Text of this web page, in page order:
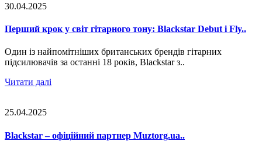
30.04.2025
Перший крок у світ гітарного тону: Blackstar Debut і Fly..
Один із найпомітніших британських брендів гітарних
підсилювачів за останні 18 років, Blackstar з..
Читати далі
25.04.2025
Blackstar – офіційний партнер Muztorg.ua..